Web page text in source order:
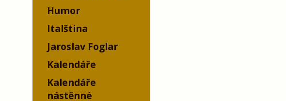
Humor
Italština
Jaroslav Foglar
Kalendáře
Kalendáře
nástěnné